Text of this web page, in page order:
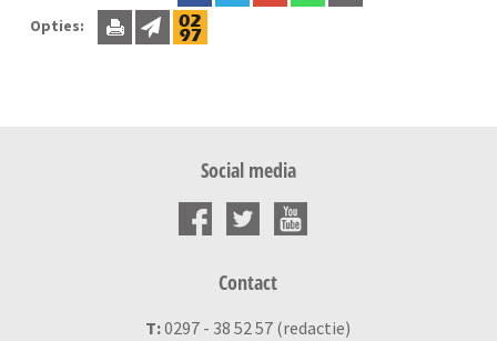
Opties:
Social media
Contact
T:0297 - 38 52 57 (redactie)